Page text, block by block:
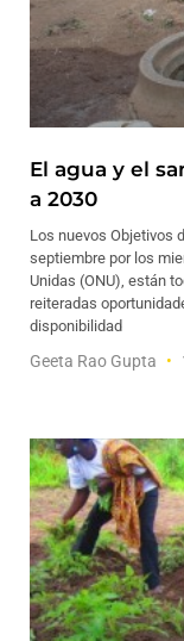
El agua y el
a 2030
Los nuevos Objetivos
septiembre por los
Unidas (ONU), están
reiteradas
disponibilidad
Geeta Rao Gupta